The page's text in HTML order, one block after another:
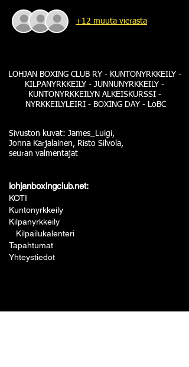
+12 muuta vierasta
LOHJAN BOXING CLUB RY - KUNTONYRKKEILY -
KILPANYRKKEILY - JUNNUNYRKKEILY -
KUNTONYRKKEILYN ALKEISKURSSI -
NYRKKEILYLEIRI - BOXING DAY - LoBC
Sivuston kuvat: James_Luigi,
Jonna Karjalainen, Risto Silvola,
seuran valmentajat
lohjanboxingclub.net:
KOTI
Kuntonyrkkeily
Kilpanyrkkeily
Kilpailukalenteri
Tapahtumat
Yhteystiedot